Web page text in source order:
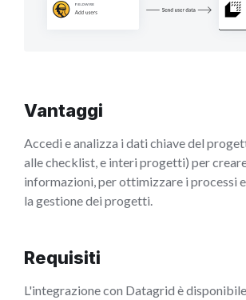
Vantaggi
Accedi e analizza i dati chiave del
alle checklist, e interi progetti) per
informazioni, per ottimizzare i processi
la gestione dei progetti.
Requisiti
L'integrazione con Datagrid è